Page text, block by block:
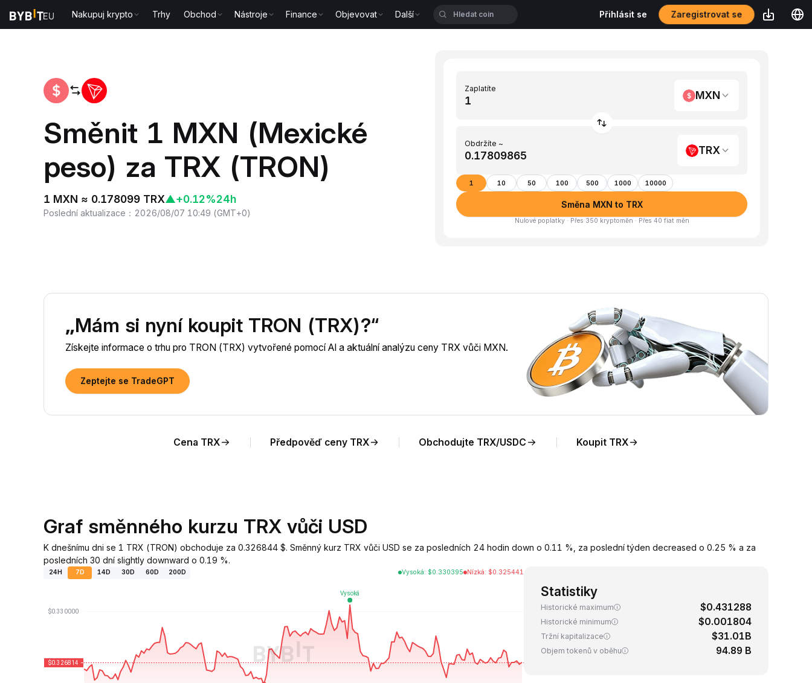
Nakupuj krypto Trhy Obchod Nástroje Finance Objevovat Další Přihlásit se Zaregistrovat se
Směnit 1 MXN (Mexické
peso) za TRX (TRON)
1 MXN ≈ 0.178099 TRX▲+0.12%24h
Poslední aktualizace ： 2026/08/07 10:49 (GMT+0)
Zaplatíte
MXN
Obdržíte ~
TRX
1 10 50 100 500 1000 10000
Směna MXN to TRX
Nulové poplatky · Přes 350 kryptoměn · Přes 40 fiat měn
„Mám si nyní koupit TRON (TRX)?“
Získejte informace o trhu pro TRON (TRX) vytvořené pomocí AI a aktuální analýzu ceny TRX vůči MXN.
Zeptejte se TradeGPT
Cena TRX Předpověď ceny TRX Obchodujte TRX/USDC Koupit TRX
Graf směnného kurzu TRX vůči USD
K dnešnímu dni se 1 TRX (TRON) obchoduje za 0.326844 $. Směnný kurz TRX vůči USD se za posledních 24 hodin down o 0.11 %, za poslední týden decreased o 0.25 % a za
posledních 30 dní slightly downward o 0.19 %.
24H 7D 14D 30D 60D 200D Vysoká: $0.330395 Nízká: $0.325441
Statistiky
Historické maximum $0.431288
Historické minimum $0.001804
Tržní kapitalizace $31.01B
Objem tokenů v oběhu 94.89 B